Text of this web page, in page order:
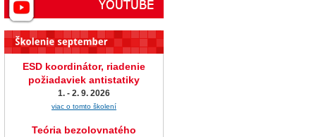
ESD koordinátor, riadenie
požiadaviek antistatiky
1. - 2. 9. 2026
viac o tomto školení
Teória bezolovnatého